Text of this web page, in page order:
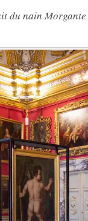
du nain Morgante